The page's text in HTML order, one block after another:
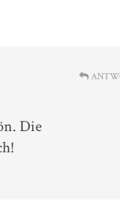
Die